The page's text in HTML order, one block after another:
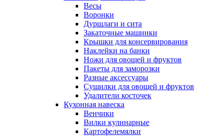
Весы
Воронки
Дуршлаги и сита
Закаточные машинки
Крышки для консервирования
Наклейки на банки
Ножи для овощей и фруктов
Пакеты для заморозки
Разные аксессуары
Сушилки для овощей и фруктов
Удалители косточек
Кухонная навеска
Венчики
Вилки кулинарные
Картофелемялки